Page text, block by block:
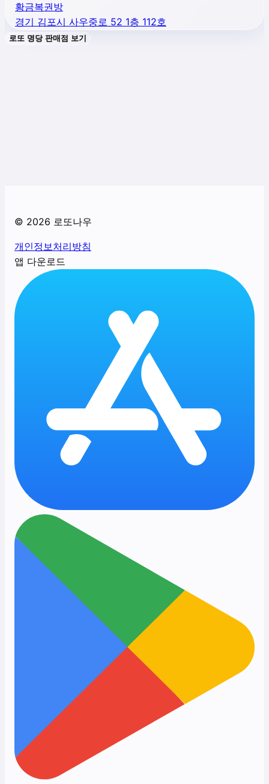
황금복권방
경기 김포시 사우중로 52 1층 112호
로또 명당 판매점 보기
© 2026 로또나우
개인정보처리방침
앱 다운로드